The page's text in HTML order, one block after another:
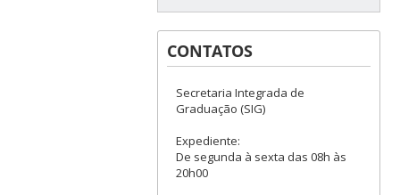
CONTATOS
Secretaria Integrada de
Graduação (SIG)
Expediente:
De segunda à sexta das 08h às
20h00